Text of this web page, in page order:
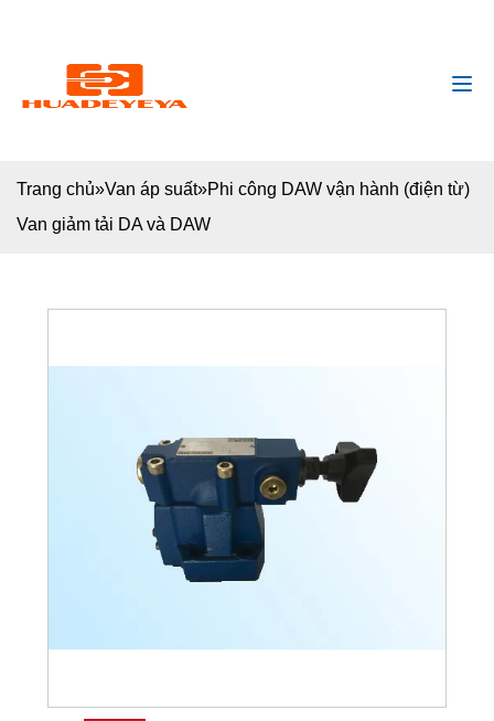
Trang chủ»Van áp suất»Phi công DAW vận hành (điện từ)
Van giảm tải DA và DAW